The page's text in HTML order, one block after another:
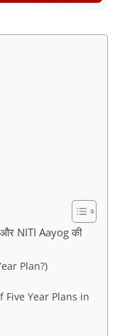
और NITI Aayog की
Plan?)
Five Year Plans in